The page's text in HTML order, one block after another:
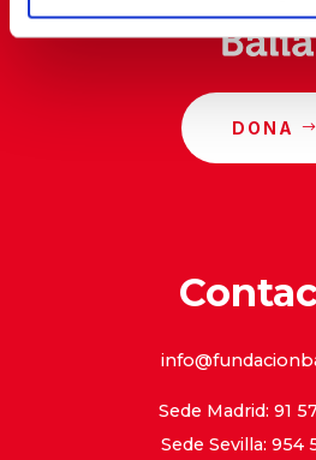
DONA
Sede Madrid: 91
Sede Sevilla: 954